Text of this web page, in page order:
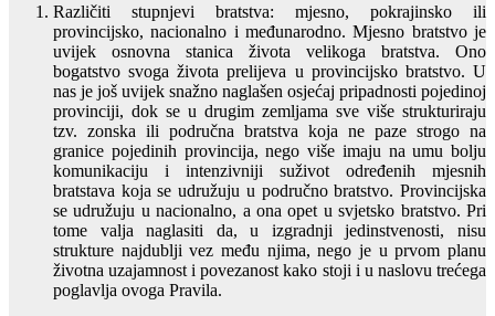
Različiti stupnjevi bratstva: mjesno, pokrajinsko ili
provincijsko, nacionalno i međunarodno. Mjesno bratstvo je
uvijek osnovna stanica života velikoga bratstva. Ono
bogatstvo svoga života prelijeva u provincijsko bratstvo. U
nas je još uvijek snažno naglašen osjećaj pripadnosti pojedinoj
provinciji, dok se u drugim zemljama sve više strukturiraju
tzv. zonska ili područna bratstva koja ne paze strogo na
granice pojedinih provincija, nego više imaju na umu bolju
komunikaciju i intenzivniji suživot određenih mjesnih
bratstava koja se udružuju u područno bratstvo. Provincijska
se udružuju u nacionalno, a ona opet u svjetsko bratstvo. Pri
tome valja naglasiti da, u izgradnji jedinstvenosti, nisu
strukture najdublji vez među njima, nego je u prvom planu
životna uzajamnost i povezanost kako stoji i u naslovu trećega
poglavlja ovoga Pravila.